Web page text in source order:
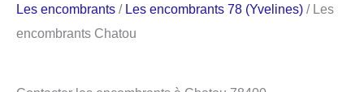
Les encombrants / Les encombrants 78 (Yvelines) / Les
encombrants Chatou